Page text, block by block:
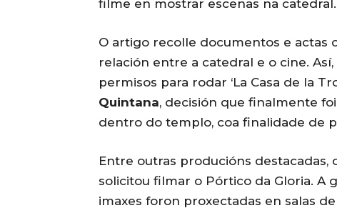
filme en mostrar escenas na catedral.
O artigo recolle documentos e actas
relación entre a catedral e o cine.
permisos para rodar ‘La Casa de la
Quintana, decisión que finalmente
dentro do templo, coa finalidade de
Entre outras producións destacadas,
solicitou filmar o Pórtico da Gloria. A
imaxes foron proxectadas en salas de